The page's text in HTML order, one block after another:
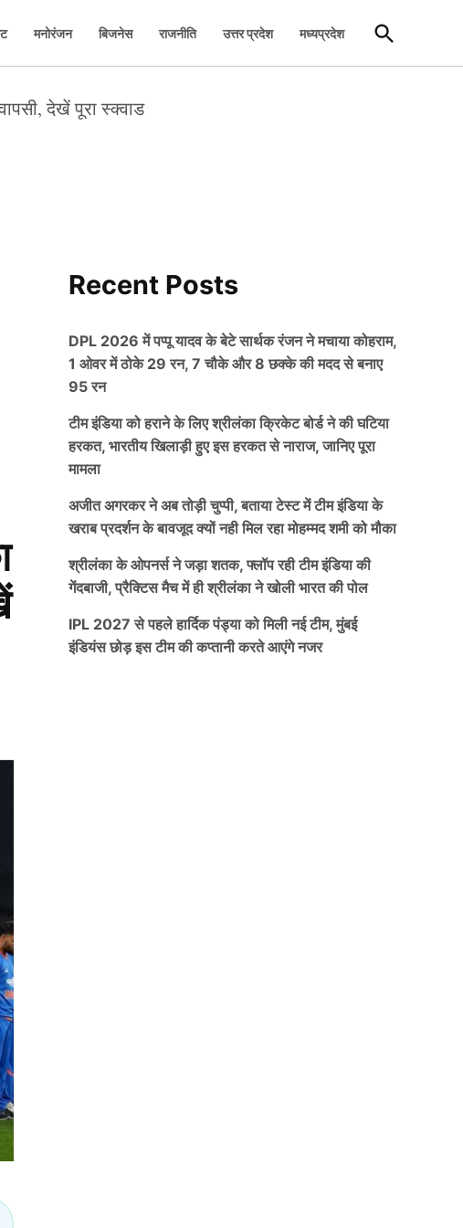
मनोरंजन बिजनेस राजनीति उत्तर प्रदेश मध्यप्रदेश
Open
Search
देखें पूरा स्क्वाड
Recent Posts
DPL 2026 में पप्पू यादव के बेटे सार्थक रंजन ने मचाया कोहराम,
1 ओवर में ठोके 29 रन, 7 चौके और 8 छक्के की मदद से बनाए
95 रन
टीम इंडिया को हराने के लिए श्रीलंका क्रिकेट बोर्ड ने की घटिया
हरकत, भारतीय खिलाड़ी हुए इस हरकत से नाराज, जानिए पूरा
मामला
अजीत अगरकर ने अब तोड़ी चुप्पी, बताया टेस्ट में टीम इंडिया के
खराब प्रदर्शन के बावजूद क्यों नही मिल रहा मोहम्मद शमी को मौका
श्रीलंका के ओपनर्स ने जड़ा शतक, फ्लॉप रही टीम इंडिया की
गेंदबाजी, प्रैक्टिस मैच में ही श्रीलंका ने खोली भारत की पोल
IPL 2027 से पहले हार्दिक पंड्या को मिली नई टीम, मुंबई
इंडियंस छोड़ इस टीम की कप्तानी करते आएंगे नजर